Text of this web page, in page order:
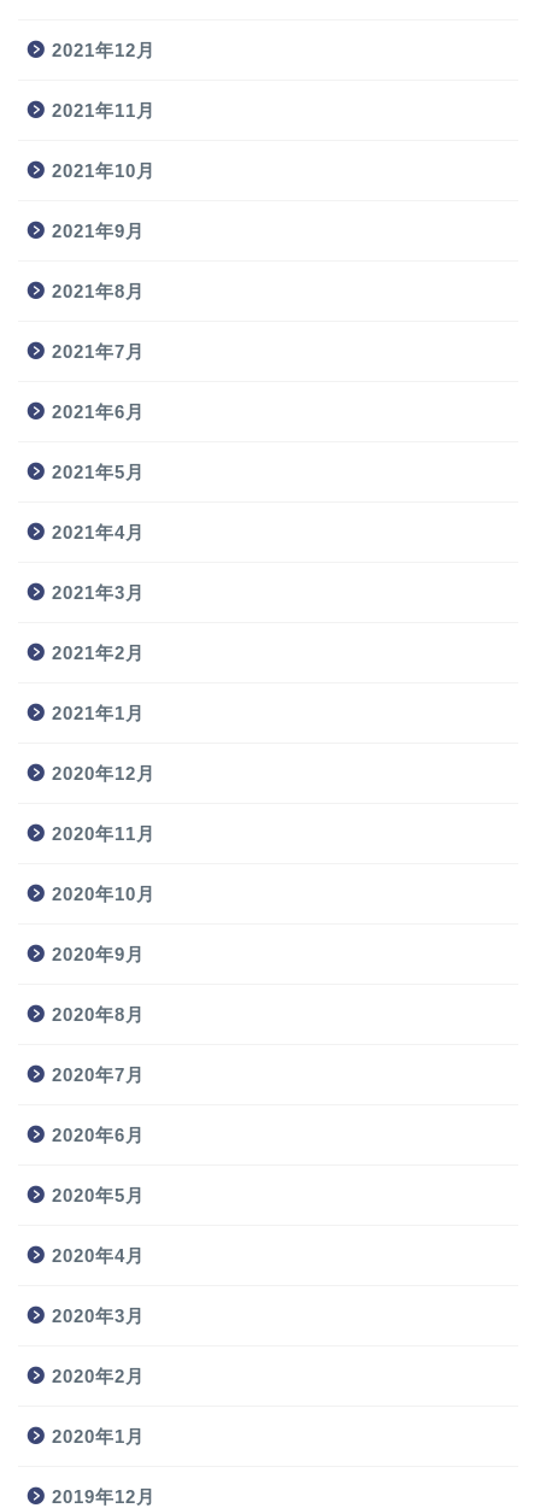
2021年12月
2021年11月
2021年10月
2021年9月
2021年8月
2021年7月
2021年6月
2021年5月
2021年4月
2021年3月
2021年2月
2021年1月
2020年12月
2020年11月
2020年10月
2020年9月
2020年8月
2020年7月
2020年6月
2020年5月
2020年4月
2020年3月
2020年2月
2020年1月
2019年12月